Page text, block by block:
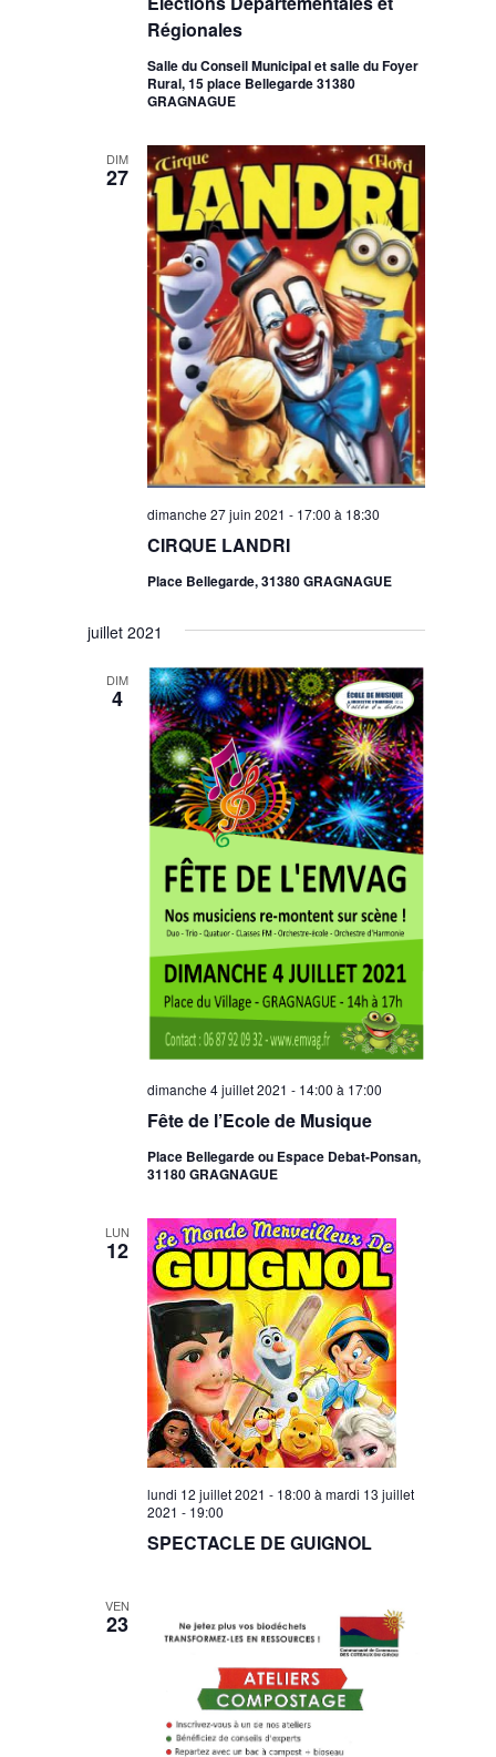
Régionales
Salle du Conseil Municipal et salle du Foyer
Rural, 15 place Bellegarde 31380
GRAGNAGUE
DIM
27
CIRQUE LANDRI
dimanche 27 juin 2021 - 17:00 à 18:30
Place Bellegarde, 31380 GRAGNAGUE
juillet 2021
DIM
4
Fête de l’Ecole de Musique
dimanche 4 juillet 2021 - 14:00 à 17:00
Place Bellegarde ou Espace Debat-Ponsan,
31180 GRAGNAGUE
LUN
12
SPECTACLE DE GUIGNOL
lundi 12 juillet 2021 - 18:00 àmardi 13 juillet
2021 - 19:00
VEN
23